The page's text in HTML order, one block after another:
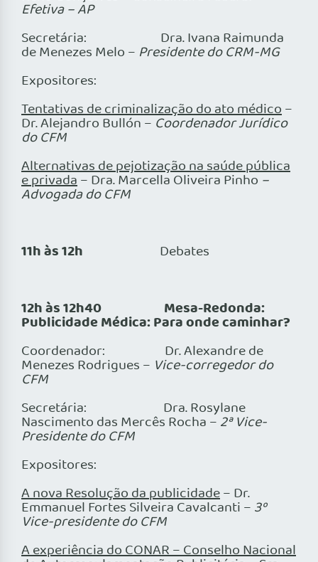
Efetiva – AP
Secretária: Dra. Ivana Raimunda
de Menezes Melo – Presidente do CRM-MG
Expositores:
Tentativas de criminalização do ato médico–
Dr. Alejandro Bullón – Coordenador Jurídico
do CFM
Alternativas de pejotização na saúde pública
e privada– Dra. Marcella Oliveira Pinho –
Advogada do CFM
11h às 12h Debates
12h às 12h40 Mesa-Redonda:
Publicidade Médica: Para onde caminhar?
Coordenador: Dr. Alexandre de
Menezes Rodrigues – Vice-corregedor do
CFM
Secretária: Dra. Rosylane
Nascimento das Mercês Rocha – 2ª Vice-
Presidente do CFM
Expositores:
A nova Resolução da publicidade– Dr.
Emmanuel Fortes Silveira Cavalcanti – 3º
Vice-presidente do CFM
A experiência do CONAR – Conselho Nacional